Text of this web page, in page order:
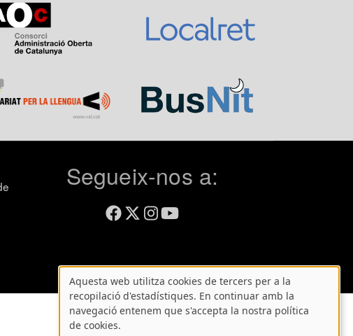
Segueix-nos a:
Atenció!
Aquest
Aquesta web utilitza cookies de tercers per a la
recopilació d'estadístiques. En continuar amb la
navegació entenem que s'accepta la nostra política
de cookies.